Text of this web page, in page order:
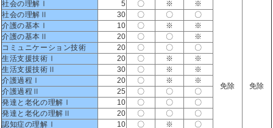
免除 免除
社会の理解Ⅰ 5 〇 ※
※
社会の理解Ⅱ
30 〇 〇
〇
介護の基本Ⅰ
10 〇 ※
※
介護の基本Ⅱ
20 〇 〇
※
コミュニケーション技術
20 〇 〇
〇
生活支援技術Ⅰ
20 〇 ※
※
生活支援技術Ⅱ
30 〇 ※
※
介護過程Ⅰ
20 〇 ※
※
介護過程Ⅱ
25 〇 〇
〇
発達と老化の理解Ⅰ
10 〇 〇
〇
発達と老化の理解Ⅱ
20 〇 〇
〇
認知症の理解Ⅰ
10 〇 ※ 〇